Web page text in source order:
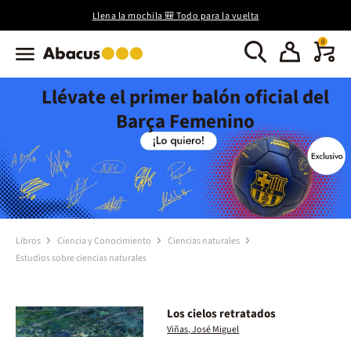
Llena la mochila 🎒 Todo para la vuelta
0
Llévate el primer balón oficial del
Barça Femenino
Libros Ciencia y Conocimiento
Ciencias naturales
Estudios sobre ciencias naturales
Los cielos retratados
Viñas, José Miguel